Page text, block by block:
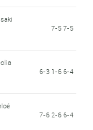
7-5 7-5
6-3 1-6 6-4
7-6 2-6 6-4